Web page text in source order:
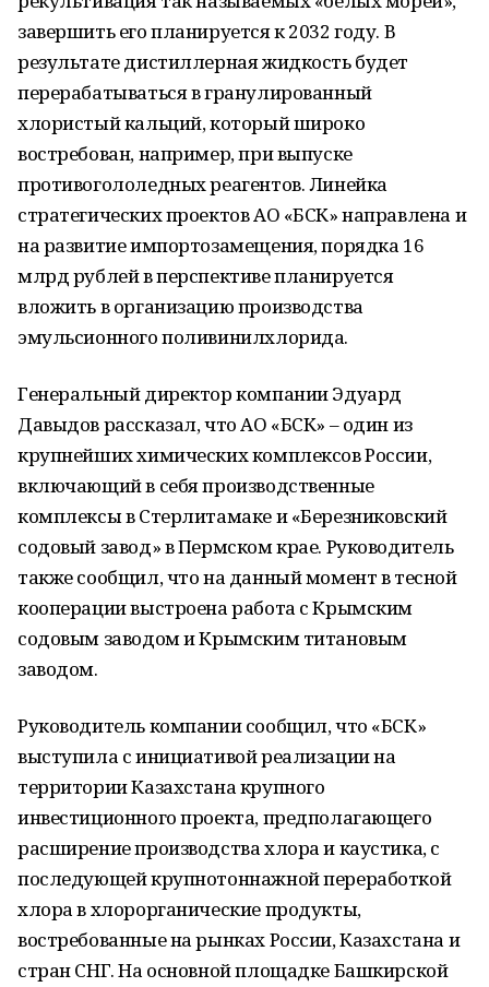
завершить его планируется к 2032 году. В
результате дистиллерная жидкость будет
перерабатываться в гранулированный
хлористый кальций, который широко
востребован, например, при выпуске
противогололедных реагентов. Линейка
стратегических проектов АО «БСК» направлена и
на развитие импортозамещения, порядка 16
млрд рублей в перспективе планируется
вложить в организацию производства
эмульсионного поливинилхлорида.
Генеральный директор компании Эдуард
Давыдов рассказал, что АО «БСК» – один из
крупнейших химических комплексов России,
включающий в себя производственные
комплексы в Стерлитамаке и «Березниковский
содовый завод» в Пермском крае. Руководитель
также сообщил, что на данный момент в тесной
кооперации выстроена работа с Крымским
содовым заводом и Крымским титановым
заводом.
Руководитель компании сообщил, что «БСК»
выступила с инициативой реализации на
территории Казахстана крупного
инвестиционного проекта, предполагающего
расширение производства хлора и каустика, с
последующей крупнотоннажной переработкой
хлора в хлорорганические продукты,
востребованные на рынках России, Казахстана и
стран СНГ. На основной площадке Башкирской